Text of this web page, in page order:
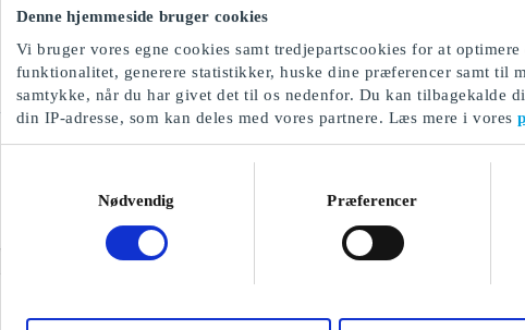
Denne hjemmeside bruger cookies
Vi bruger vores egne cookies samt tredjepartscookies for at
funktionalitet, generere statistikker, huske dine præferencer samt
samtykke, når du har givet det til os nedenfor. Du kan tilbagekalde
din IP-adresse, som kan deles med vores partnere. Læs mere i vores
Nødvendig
Præferencer
SuperGavekortet Elgiganten DK Gavekort
Oplev en verden af elektronik til